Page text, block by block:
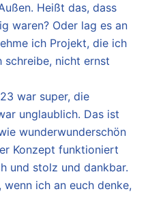
Heißt das, dass
waren? Oder lag es an
ich Projekt, die ich
schreibe, nicht ernst
war super, die
unglaublich. Das ist
wunderwunderschön
Konzept funktioniert
und stolz und dankbar.
ich an euch denke,